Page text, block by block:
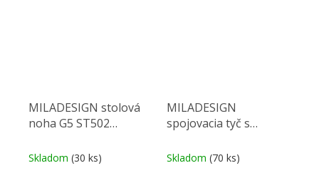
MILADESIGN stolová
noha G5 ST502
Skladom (30 ks)
MILADESIGN
spojovacia tyč s
MBR16-22 čierna
Skladom (70 ks)